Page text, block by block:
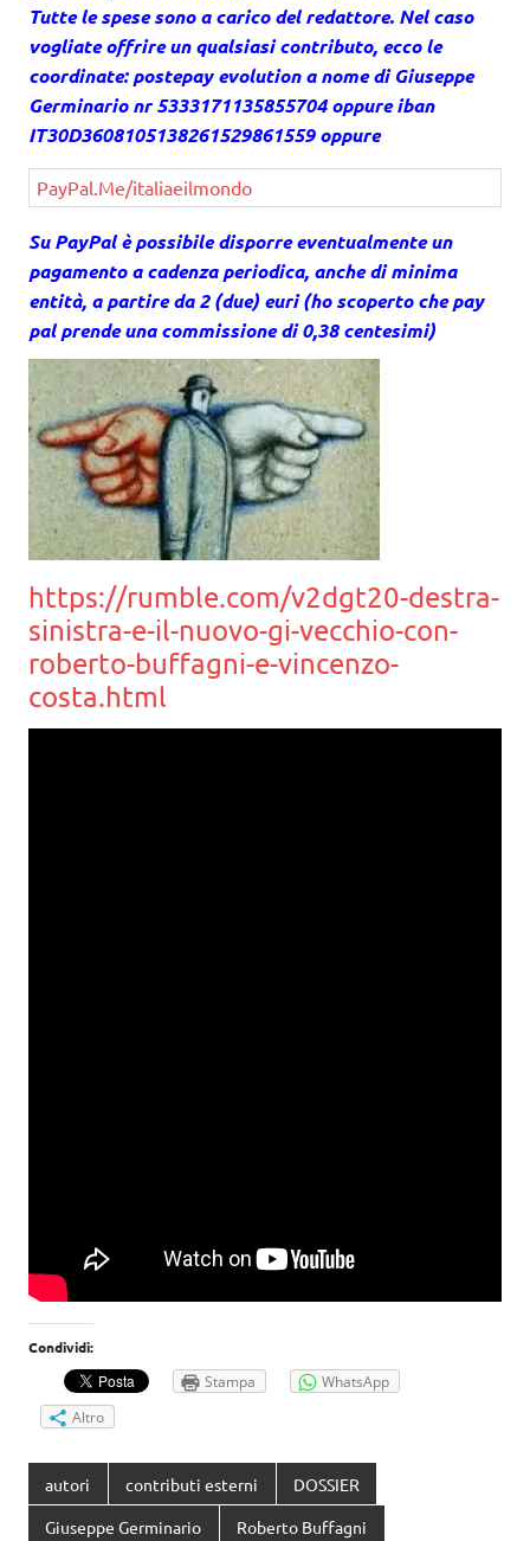
Tutte le spese sono a carico del redattore. Nel caso
vogliate offrire un qualsiasi contributo, ecco le
coordinate: postepay evolution a nome di Giuseppe
Germinario nr 5333171135855704 oppure iban
IT30D3608105138261529861559 oppure
PayPal.Me/italiaeilmondo
Su PayPal è possibile disporre eventualmente un
pagamento a cadenza periodica, anche di minima
entità, a partire da 2 (due) euri (ho scoperto che pay
pal prende una commissione di 0,38 centesimi)
https://rumble.com/v2dgt20-destra-
sinistra-e-il-nuovo-gi-vecchio-con-
roberto-buffagni-e-vincenzo-
costa.html
Condividi:
Stampa
WhatsApp
Altro
autori contributi esterni DOSSIER
Giuseppe Germinario Roberto Buffagni